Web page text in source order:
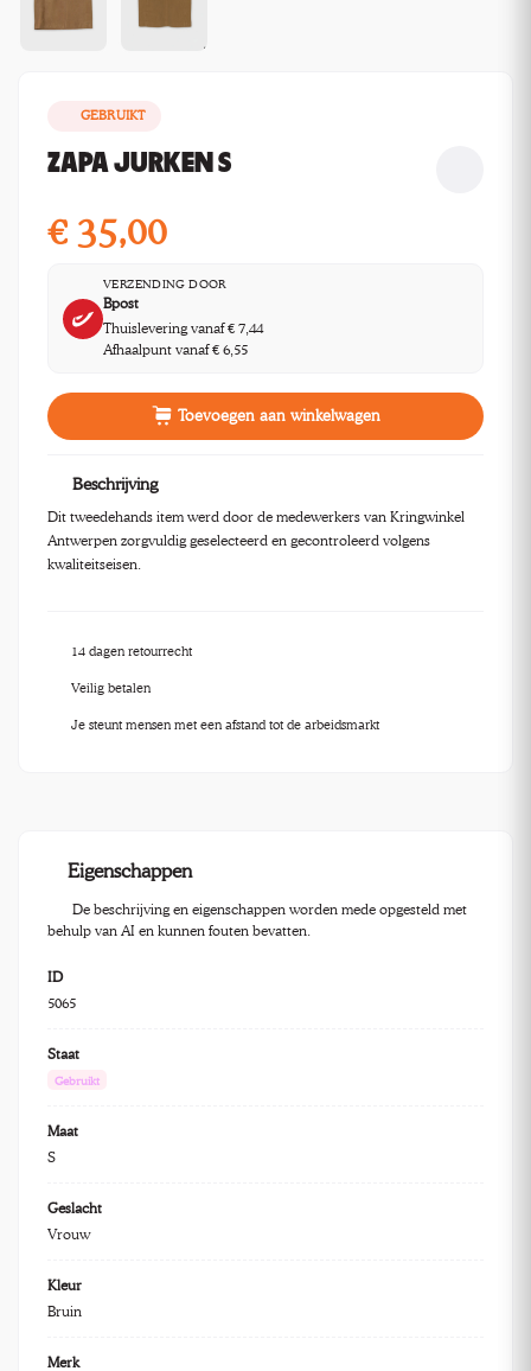
GEBRUIKT
ZAPA JURKEN S
€ 35,00
VERZENDING DOOR
Bpost
Thuislevering vanaf € 7,44
Afhaalpunt vanaf € 6,55
Toevoegen aan winkelwagen
Beschrijving
Dit tweedehands item werd door de medewerkers van Kringwinkel
Antwerpen zorgvuldig geselecteerd en gecontroleerd volgens
kwaliteitseisen.
14 dagen retourrecht
Veilig betalen
Je steunt mensen met een afstand tot de arbeidsmarkt
Eigenschappen
De beschrijving en eigenschappen worden mede opgesteld met
behulp van AI en kunnen fouten bevatten.
ID
5065
Staat
Gebruikt
Maat
S
Geslacht
Vrouw
Kleur
Bruin
Merk